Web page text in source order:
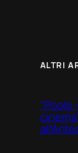
ALTRI
“Pools